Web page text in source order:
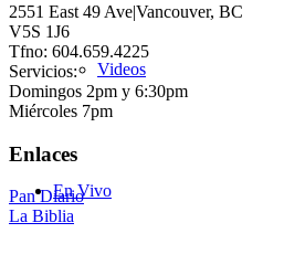
Videos
En Vivo
2551 East 49 Ave|Vancouver, BC
V5S 1J6
Tfno: 604.659.4225
Servicios:
Domingos 2pm y 6:30pm
Miércoles 7pm
Enlaces
Pan Diario
La Biblia